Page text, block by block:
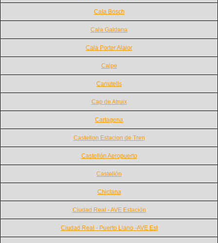
Cala Bosch
Cala Galdana
Cala Porter Alaior
Calpe
Canutells
Cap de Atruix
Cartagena
Castellon Estacion de Tren
Castellón Aeropuerto
Castellón
Chiclana
Ciudad Real - AVE Estación
Ciudad Real - Puerto Llano -AVE Est